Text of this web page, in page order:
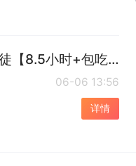
卓悦木门招聘木门师傅及学徒【8.5小时+包吃1餐】
06-06 13:56
详情